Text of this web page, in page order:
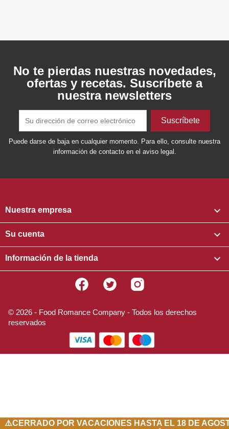
⚠️CERRADO POR VACACIONES HASTA EL 18 DE
No te pierdas nuestras novedades,
ofertas y recetas. Suscríbete a
nuestra newsletters
Puede darse de baja en cualquier momento. Para ello, consulte nuestra
información de contacto en el aviso legal.
Nuestra empresa 
Su cuenta 
Información de la tienda 
Facebook Twitter
© 2026 - Food Romance Company - Todos los derechos
reservados